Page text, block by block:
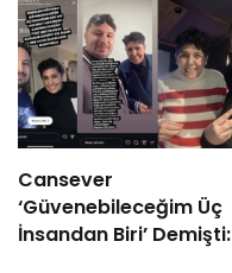
Cansever
‘Güvenebileceğim Üç
İnsandan Biri’ Demişti: